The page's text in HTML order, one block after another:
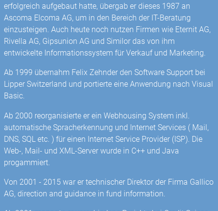
erfolgreich aufgebaut hatte, übergab er dieses 1987 an
Ascoma Elcoma AG, um in den Bereich der IT-Beratung
einzusteigen. Auch heute noch nutzen Firmen wie Eternit AG,
Rivella AG, Gipsunion AG und Similor das von ihm
entwickelte Informationssystem für Verkauf und Marketing.
Ab 1999 übernahm Felix Zehnder den Software Support bei
Lipper Switzerland und portierte eine Anwendung nach Visual
Basic.
Ab 2000 reorganisierte er ein Webhousing System inkl.
automatische Spracherkennung und Internet Services ( Mail,
DNS, SQL etc. ) für einen Internet Service Provider (ISP). Die
Web-, Mail- und XML-Server wurde in C++ und Java
progammiert.
Von 2001 - 2015 war er technischer Direktor der Firma Gallico
AG, direction and guidance in fund information.